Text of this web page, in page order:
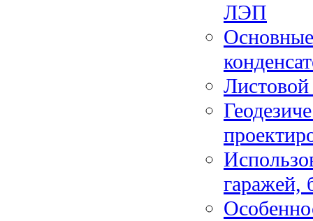
ЛЭП
Листовой
гаражей,